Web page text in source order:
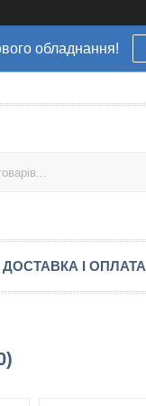
обладнання!
ДОСТАВКА І ОПЛАТА